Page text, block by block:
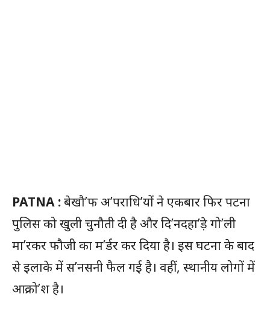
PATNA :बेखौ’फ अ’पराधि’यों ने एकबार फिर पटना
पुलिस को खुली चुनौती दी है और दि’नदहा’ड़े गो’ली
मा’रकर फौजी का म’र्डर कर दिया है। इस घटना के बाद
से इलाके में स’नसनी फैल गई है। वहीं, स्थानीय लोगों में
आक्रो’श है।